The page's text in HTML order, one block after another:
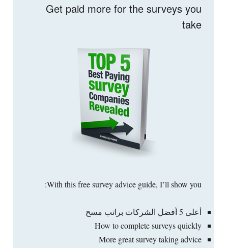
Get paid more for the surveys you
take
With this free survey advice guide, I’ll show you
:
أعلى 5 أفضل الشركات براتب مسح
How to complete surveys quickly
More great survey taking advice